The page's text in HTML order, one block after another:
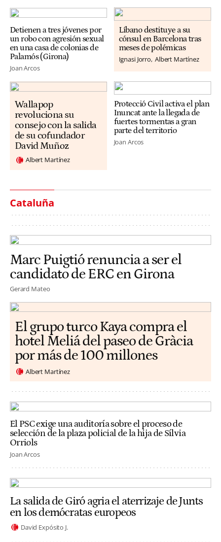
Detienen a tres jóvenes por
un robo con agresión sexual
en una casa de colonias de
Palamós (Girona)
Joan Arcos
Líbano destituye a su
cónsul en Barcelona tras
meses de polémicas
Ignasi Jorro Albert Martínez
Wallapop
revoluciona su
consejo con la salida
de su cofundador
David Muñoz
Albert Martínez
Protecció Civil activa el plan
Inuncat ante la llegada de
fuertes tormentas a gran
parte del territorio
Joan Arcos
Cataluña
Marc Puigtió renuncia a ser el
candidato de ERC en Girona
Gerard Mateo
El grupo turco Kaya compra el
hotel Meliá del paseo de Gràcia
por más de 100 millones
Albert Martínez
El PSC exige una auditoría sobre el proceso de
selección de la plaza policial de la hija de Sílvia
Orriols
Joan Arcos
La salida de Giró agria el aterrizaje de Junts
en los demócratas europeos
David Expósito J.